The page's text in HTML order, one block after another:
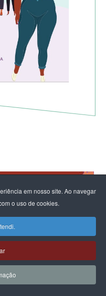
em nosso site. Ao navegar
o uso de cookies.